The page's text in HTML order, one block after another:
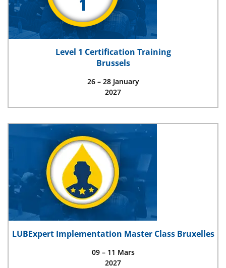
Level 1 Certification Training
Brussels
26 – 28 January
2027
LUBExpert Implementation Master Class Bruxelles
09 – 11 Mars
2027